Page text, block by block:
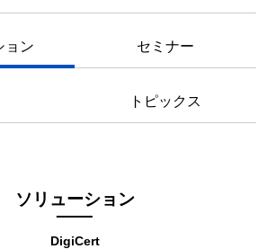
ョン セミナー
トピックス
DigiCert
ソリューション